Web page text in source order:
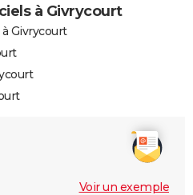
à Givrycourt
Givrycourt
Voir un exemple